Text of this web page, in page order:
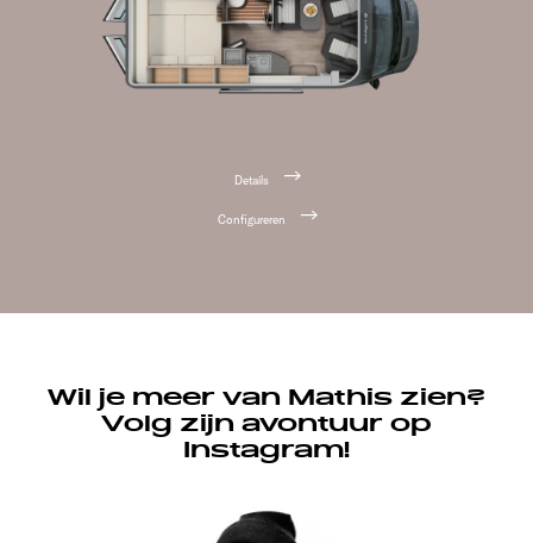
Details
Configureren
Wil je meer van Mathis zien?
Volg zijn avontuur op
Instagram!